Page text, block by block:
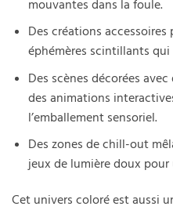
mouvantes dans la foule.
Des créations
éphémères scintillants qui
Des scènes décorées
des animations
l’emballement sensoriel.
Des zones de chill-out
jeux de lumière doux
Cet univers coloré est aussi